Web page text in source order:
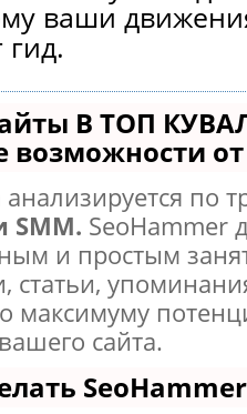
ваши
гид.
В ТОП
от
по
SMM. SeoHammer
и простым
статьи,
максимуму
сайта.
SeoHammer